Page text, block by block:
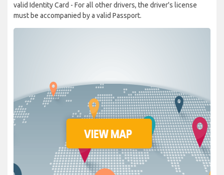
valid Identity Card - For all other drivers, the driver's license
must be accompanied by a valid Passport.